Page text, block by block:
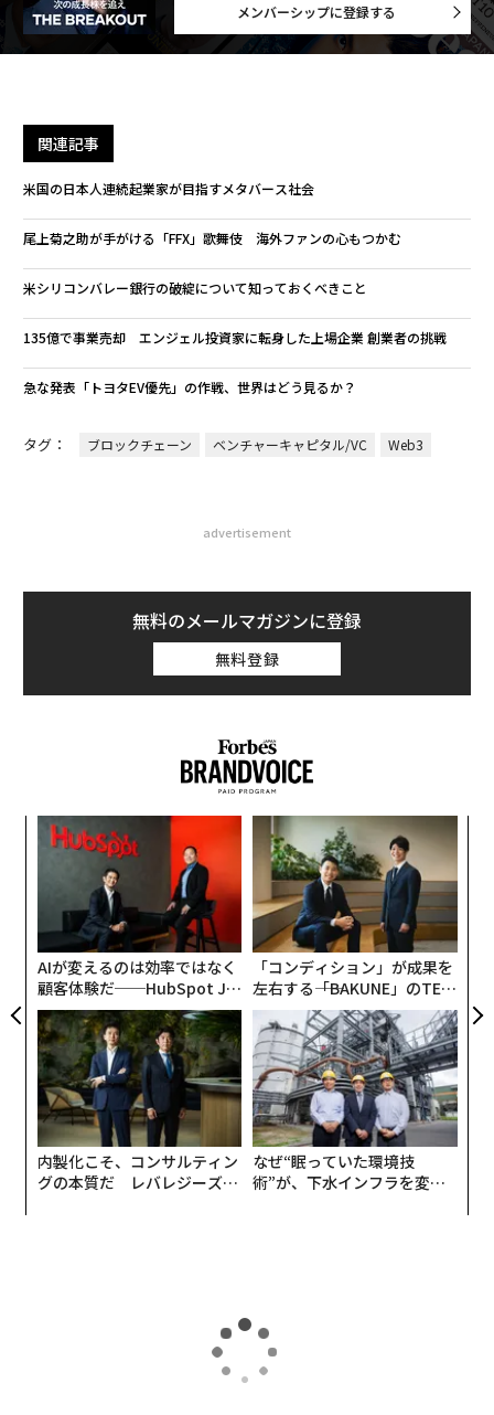
メンバーシップに登録する
関連記事
米国の日本人連続起業家が目指すメタバース社会
尾上菊之助が手がける「FFX」歌舞伎 海外ファンの心もつかむ
米シリコンバレー銀行の破綻について知っておくべきこと
135億で事業売却 エンジェル投資家に転身した上場企業 創業者の挑戦
急な発表「トヨタEV優先」の作戦、世界はどう見るか？
タグ： ブロックチェーン ベンチャーキャピタル/VC Web3
advertisement
無料のメールマガジンに登録
無料登録
AIが変えるのは効率ではなく
顧客体験だ──HubSpot Ja
panが語る「Grow Better」
な組織のつくり方
「コンディション」が成果を
左右する――「BAKUNE」のTEN
TIALが支える「挑戦者の明
日」
内製化こそ、コンサルティン
グの本質だ レバレジーズが
なぜ“眠っていた環境技
術”が、下水インフラを変え